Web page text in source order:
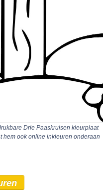
Drie Paaskruisen kleurplaat
hem ook online inkleuren onderaan